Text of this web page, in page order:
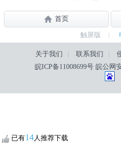
已有14人推荐下载
首页
触屏版
关于我们 联系我们
皖ICP备11008699号 皖公网